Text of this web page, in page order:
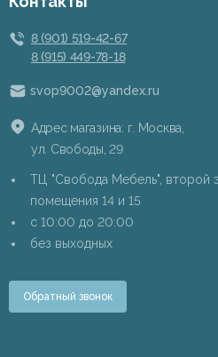
8 (901) 519-42-67
8 (915) 449-78-18
svop9002@yandex.ru
Адрес магазина: г. Москва,
ул. Свободы, 29
ТЦ "Свобода Мебель", второй
помещения 14 и 15
c 10:00 до 20:00
без выходных
Обратный звонок